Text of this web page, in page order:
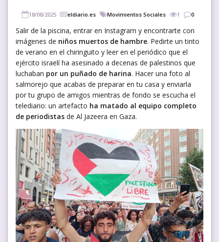
18/08/2025 eldiario.es Movimientos Sociales 1 0
Salir de la piscina, entrar en Instagram y encontrarte con
imágenes de niños muertos de hambre. Pedirte un tinto
de verano en el chiringuito y leer en el periódico que el
ejército israelí ha asesinado a decenas de palestinos que
luchaban por un puñado de harina. Hacer una foto al
salmorejo que acabas de preparar en tu casa y enviarla
por tu grupo de amigos mientras de fondo se escucha el
telediario: un artefacto ha matado al equipo completo
de periodistas de Al Jazeera en Gaza.